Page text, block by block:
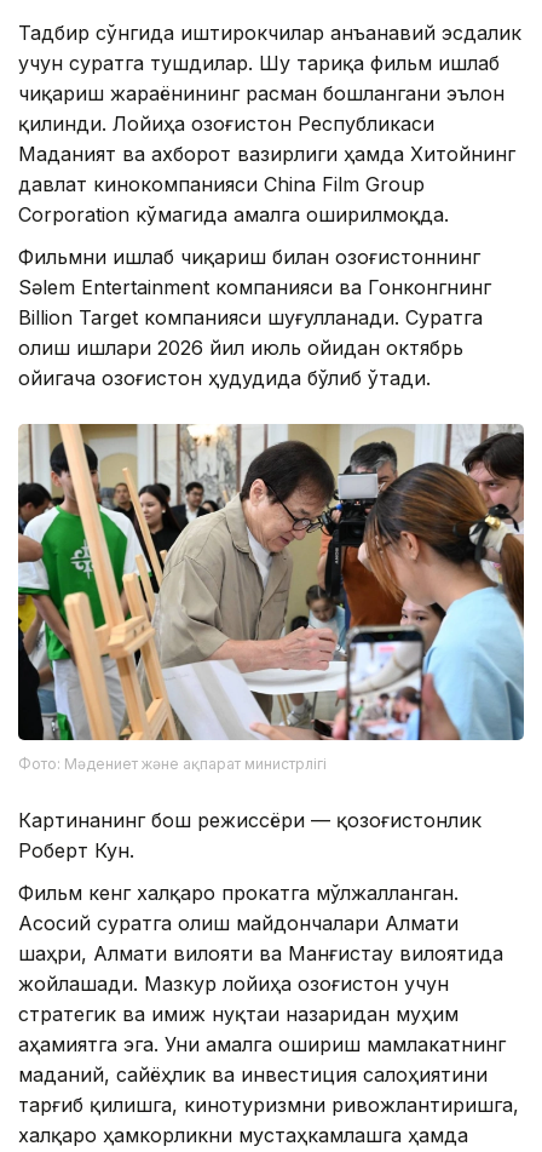
Тадбир сўнгида иштирокчилар анъанавий эсдалик
учун суратга тушдилар. Шу тариқа фильм ишлаб
чиқариш жараёнининг расман бошлангани эълон
қилинди. Лойиҳа Қозоғистон Республикаси
Маданият ва ахборот вазирлиги ҳамда Хитойнинг
давлат кинокомпанияси China Film Group
Corporation кўмагида амалга оширилмоқда.
Фильмни ишлаб чиқариш билан Қозоғистоннинг
Sәlem Entertainment компанияси ва Гонконгнинг
Billion Target компанияси шуғулланади. Суратга
олиш ишлари 2026 йил июль ойидан октябрь
ойигача Қозоғистон ҳудудида бўлиб ўтади.
Фото: Мәдениет және ақпарат министрлігі
Картинанинг бош режиссёри — қозоғистонлик
Роберт Кун.
Фильм кенг халқаро прокатга мўлжалланган.
Асосий суратга олиш майдончалари Алмати
шаҳри, Алмати вилояти ва Манғистау вилоятида
жойлашади. Мазкур лойиҳа Қозоғистон учун
стратегик ва имиж нуқтаи назаридан муҳим
аҳамиятга эга. Уни амалга ошириш мамлакатнинг
маданий, сайёҳлик ва инвестиция салоҳиятини
тарғиб қилишга, кинотуризмни ривожлантиришга,
халқаро ҳамкорликни мустаҳкамлашга ҳамда